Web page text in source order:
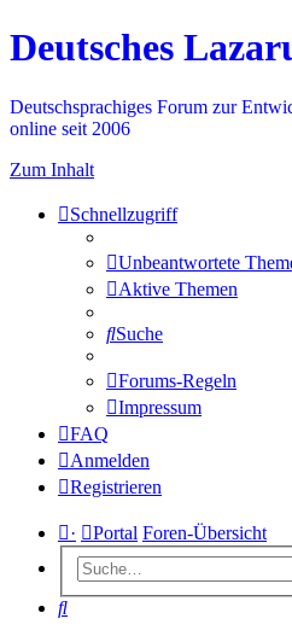
Deutsches
Deutschsprachiges Forum zur
online seit 2006
Zum Inhalt
Schnellzugriff
Unbeantwortete
Aktive Themen
Suche
Forums-Regeln
Impressum
FAQ
Anmelden
Registrieren
· Portal Foren-Übersicht
Suche